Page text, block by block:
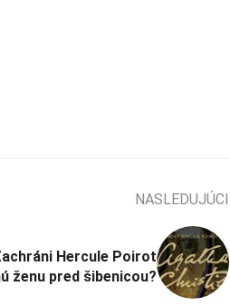
NASLEDUJÚCI
Hercule Poirot
ženu pred šibenicou?